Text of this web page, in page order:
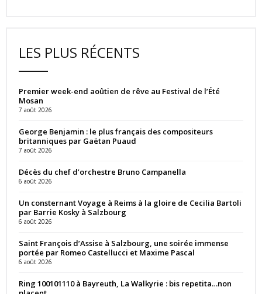
LES PLUS RÉCENTS
Premier week-end aoûtien de rêve au Festival de l’Été
Mosan
7 août 2026
George Benjamin : le plus français des compositeurs
britanniques par Gaëtan Puaud
7 août 2026
Décès du chef d’orchestre Bruno Campanella
6 août 2026
Un consternant Voyage à Reims à la gloire de Cecilia Bartoli
par Barrie Kosky à Salzbourg
6 août 2026
Saint François d’Assise à Salzbourg, une soirée immense
portée par Romeo Castellucci et Maxime Pascal
6 août 2026
Ring 100101110 à Bayreuth, La Walkyrie : bis repetita…non